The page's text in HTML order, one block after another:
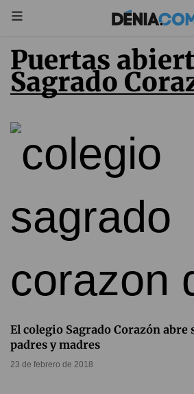
Puertas abiertas
Sagrado
El colegio Sagrado Corazón abre
padres y madres
23 de febrero de 2018